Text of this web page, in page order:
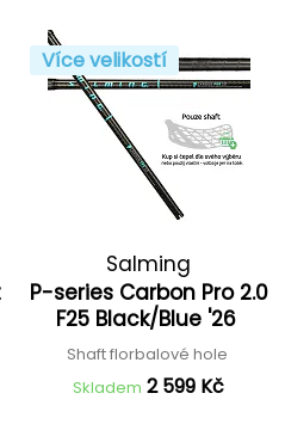
Více velikostí
Salming
P-series Carbon Pro 2.0
F25 Black/Blue '26
Shaft florbalové hole
Skladem 2 599 Kč